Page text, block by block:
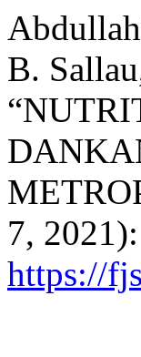
B.
7,
https://